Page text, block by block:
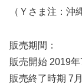
（Ｙさま注：沖
販売期間：
販売開始 2019
販売終了時期 7